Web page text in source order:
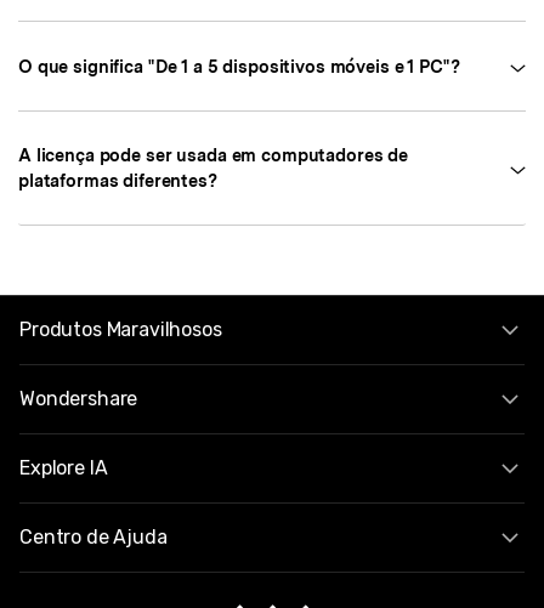
O que significa "De 1 a 5 dispositivos móveis e 1 PC"?
A licença pode ser usada em computadores de
plataformas diferentes?
Produtos Maravilhosos
Wondershare
Explore IA
Centro de Ajuda